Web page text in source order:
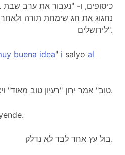
כיסופים, ו- "נעבור את ערב שבת
נחגוג את חג שימחת תורה ולאחר
לירושלים".
buena idea" i salyo al
"טוב" אמר ירון "רעיון טוב מאוד" ויצא לדרך.
בול עץ אחד לבד לא נדלק.